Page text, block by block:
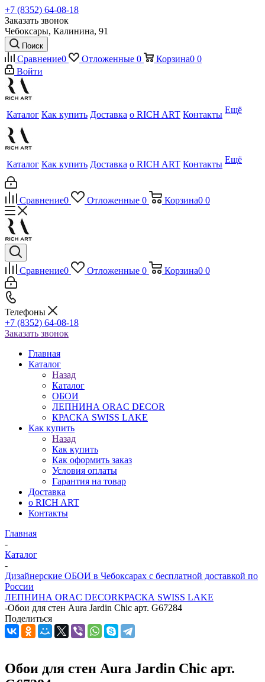
+7 (8352) 64-08-18
Заказать звонок
Чебоксары, Калинина, 91
Поиск
Сравнение0 Отложенные 0 Корзина0 0
Войти
Каталог Как купить Доставка о RICH ART Контакты Ещё
Каталог Как купить Доставка о RICH ART Контакты Ещё
Сравнение0 Отложенные 0 Корзина0 0
Сравнение0 Отложенные 0 Корзина0 0
Телефоны
+7 (8352) 64-08-18
Заказать звонок
Главная
Каталог
Назад
Каталог
ОБОИ
ЛЕПНИНА ORAC DECOR
КРАСКА SWISS LAKE
Как купить
Назад
Как купить
Как оформить заказ
Условия оплаты
Гарантия на товар
Доставка
о RICH ART
Контакты
Главная
-
Каталог
-
Дизайнерские ОБОИ в Чебоксарах с бесплатной доставкой по
России
ЛЕПНИНА ORAC DECORКРАСКА SWISS LAKE
-Обои для стен Aura Jardin Chic арт. G67284
Поделиться
Обои для стен Aura Jardin Chic арт.